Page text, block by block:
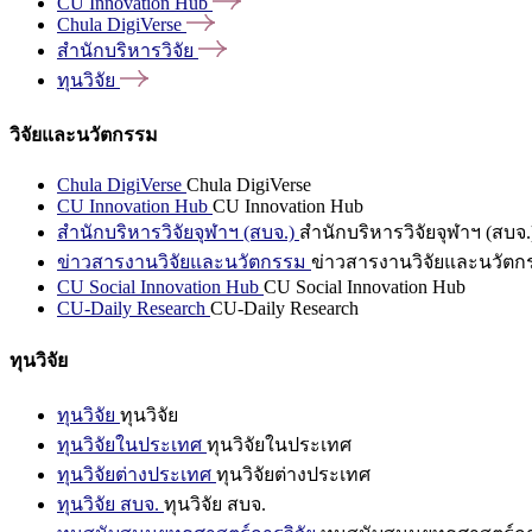
Chula DigiVerse
สำนักบริหารวิจัย
ทุนวิจัย
วิจัยและนวัตกรรม
Chula DigiVerse Chula DigiVerse
CU Innovation Hub CU Innovation Hub
สำนักบริหารวิจัยจุฬาฯ (สบจ.) สำนักบริหารวิจัยจุฬาฯ (สบจ
ข่าวสารงานวิจัยและนวัตกรรม ข่าวสารงานวิจัยและนวัตก
CU Social Innovation Hub CU Social Innovation Hub
CU-Daily Research CU-Daily Research
ทุนวิจัย
ทุนวิจัย ทุนวิจัย
ทุนวิจัยในประเทศ ทุนวิจัยในประเทศ
ทุนวิจัยต่างประเทศ ทุนวิจัยต่างประเทศ
ทุนวิจัย สบจ. ทุนวิจัย สบจ.